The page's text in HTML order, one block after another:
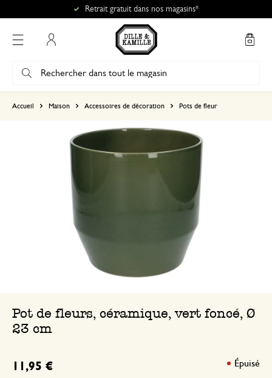
Retrait gratuit dans nos magasins*
Accueil Maison Accessoires de décoration Pots de fleur
Pot de fleurs, céramique, vert foncé, Ø
23 cm
11,95 € Épuisé